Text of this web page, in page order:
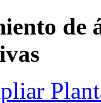
de